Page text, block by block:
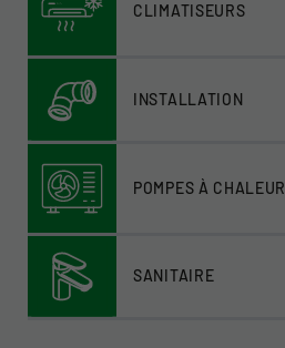
CLIMATISEURS
INSTALLATION
POMPES À CHALEUR
SANITAIRE